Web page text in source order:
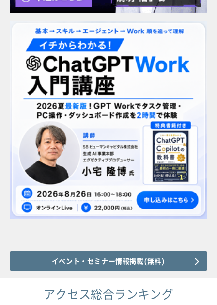
イベント・セミナー情報掲載(無料)
アクセス総合ランキング